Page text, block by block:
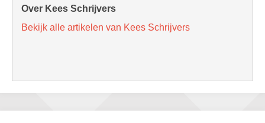
Over Kees Schrijvers
Bekijk alle artikelen van Kees Schrijvers